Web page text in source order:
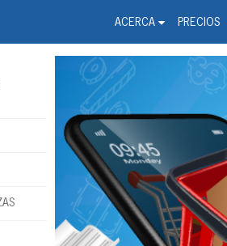
ACERCA PRECIOS
Newswire -